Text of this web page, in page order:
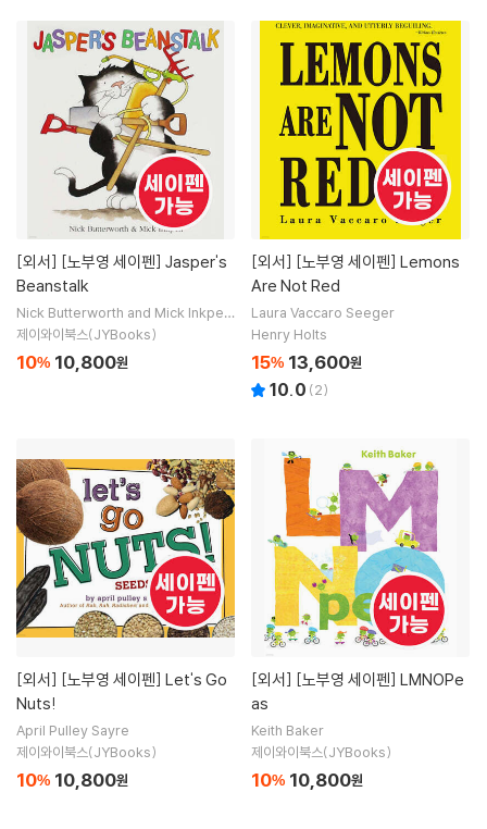
[외서]
Beanstalk
Nick Butterworth and Mick Inkpen
/ Mick Inkpen (ILT)
제이와이북스(JYBooks)
10% 10,800원
[외서]
Are Not Red
Laura Vaccaro Seeger
Henry Holts
15% 13,600원
10.0 (2)
[외서]
Nuts!
April Pulley Sayre
제이와이북스(JYBooks)
10% 10,800원
[외서]
as
Keith Baker
제이와이북스(JYBooks)
10% 10,800원